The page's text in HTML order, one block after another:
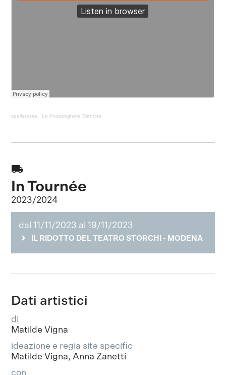
spallarossa · Le Pozzanghere Bianche
local_shipping
In Tournée
2023/2024
dal 11/11/2023 al 19/11/2023
IL RIDOTTO DEL TEATRO STORCHI - MODENA
Dati artistici
di
Matilde Vigna
ideazione e regia site specific
Matilde Vigna, Anna Zanetti
con